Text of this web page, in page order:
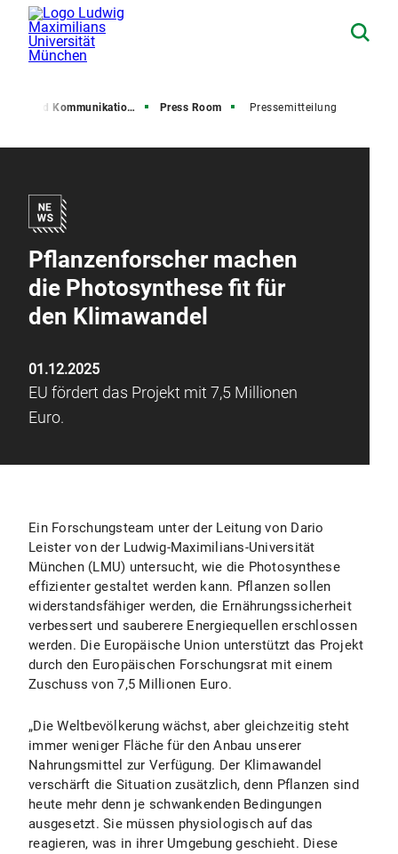
und Kommunikation (PuK) Press Room Pressemitteilung
Pflanzenforscher machen
die Photosynthese fit für
den Klimawandel
01.12.2025
EU fördert das Projekt mit 7,5 Millionen
Euro.
Ein Forschungsteam unter der Leitung von Dario
Leister von der Ludwig-Maximilians-Universität
München (LMU) untersucht, wie die Photosynthese
effizienter gestaltet werden kann. Pflanzen sollen
widerstandsfähiger werden, die Ernährungssicherheit
verbessert und sauberere Energiequellen erschlossen
werden. Die Europäische Union unterstützt das Projekt
durch den Europäischen Forschungsrat mit einem
Zuschuss von 7,5 Millionen Euro.
„Die Weltbevölkerung wächst, aber gleichzeitig steht
immer weniger Fläche für den Anbau unserer
Nahrungsmittel zur Verfügung. Der Klimawandel
verschärft die Situation zusätzlich, denn Pflanzen sind
heute mehr denn je schwankenden Bedingungen
ausgesetzt. Sie müssen physiologisch auf das
reagieren, was in ihrer Umgebung geschieht. Diese